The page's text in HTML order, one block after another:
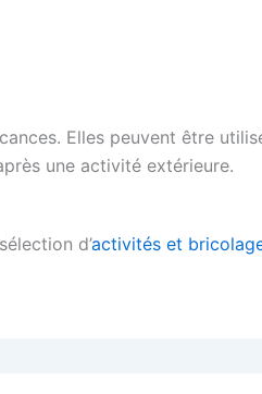
Elles peuvent être
une activité extérieure.
d’activités et